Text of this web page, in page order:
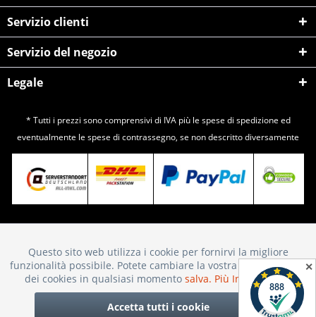
✕
Servizio clienti
Servizio del negozio
Legale
* Tutti i prezzi sono comprensivi di IVA più le spese di spedizione ed
eventualmente le spese di contrassegno, se non descritto diversamente
Funktionale Attivo
Marketing Inattivo
Questo sito web utilizza i cookie per fornirvi la migliore
funzionalità possibile. Potete cambiare la vostra scelta sull'uso
dei cookies in qualsiasi momento salva. Più Informazioni
Accetta tutti i cookie